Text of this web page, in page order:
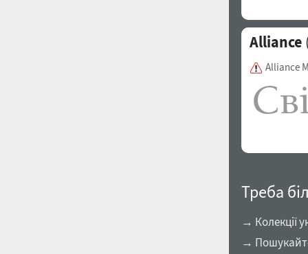
Alliance
Alliance
Треба
→ Колекції
→